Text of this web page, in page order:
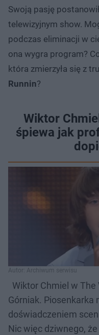
Swoją pasję
telewizyjnym show.
podczas eliminacji w
ona wygra program?
która zmierzyła się z
Runnin?
Wiktor
śpiewa jak
Autor: Archiwum serwisu
Wiktor Chmiel w The
Górniak. Piosenkarka
doświadczeniem
Nic więc dziwnego, że